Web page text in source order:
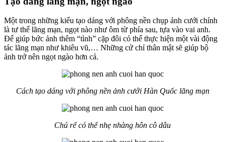
Một trong những kiểu tạo dáng với phông nền chụp ảnh cưới chính
là tư thế lãng mạn, ngọt nào như ôm từ phía sau, tựa vào vai anh.
Để giúp bức ảnh thêm “tình” cặp đôi có thể thực hiện một vài động
tác lãng mạn như khiêu vũ,… Những cử chỉ thân mật sẽ giúp bộ
ảnh trở nên ngọt ngào hơn cả.
Cách tạo dáng với phông nền ảnh cưới Hàn Quốc lãng mạn
Chú rể có thể nhẹ nhàng hôn cô dâu